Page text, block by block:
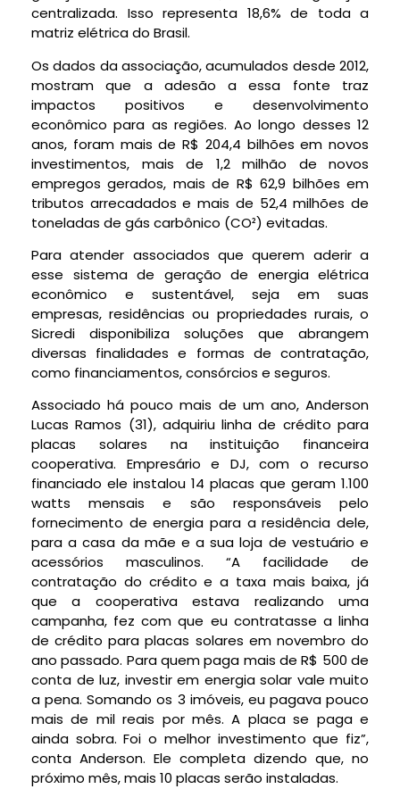
centralizada. Isso representa 18,6% de toda a
matriz elétrica do Brasil.
Os dados da associação, acumulados desde 2012,
mostram que a adesão a essa fonte traz
impactos positivos e desenvolvimento
econômico para as regiões. Ao longo desses 12
anos, foram mais de R$ 204,4 bilhões em novos
investimentos, mais de 1,2 milhão de novos
empregos gerados, mais de R$ 62,9 bilhões em
tributos arrecadados e mais de 52,4 milhões de
toneladas de gás carbônico (CO²) evitadas.
Para atender associados que querem aderir a
esse sistema de geração de energia elétrica
econômico e sustentável, seja em suas
empresas, residências ou propriedades rurais, o
Sicredi disponibiliza soluções que abrangem
diversas finalidades e formas de contratação,
como financiamentos, consórcios e seguros.
Associado há pouco mais de um ano, Anderson
Lucas Ramos (31), adquiriu linha de crédito para
placas solares na instituição financeira
cooperativa. Empresário e DJ, com o recurso
financiado ele instalou 14 placas que geram 1.100
watts mensais e são responsáveis pelo
fornecimento de energia para a residência dele,
para a casa da mãe e a sua loja de vestuário e
acessórios masculinos. “A facilidade de
contratação do crédito e a taxa mais baixa, já
que a cooperativa estava realizando uma
campanha, fez com que eu contratasse a linha
de crédito para placas solares em novembro do
ano passado. Para quem paga mais de R$ 500 de
conta de luz, investir em energia solar vale muito
a pena. Somando os 3 imóveis, eu pagava pouco
mais de mil reais por mês. A placa se paga e
ainda sobra. Foi o melhor investimento que fiz”,
conta Anderson. Ele completa dizendo que, no
próximo mês, mais 10 placas serão instaladas.